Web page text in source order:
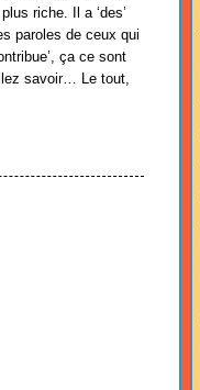
riche. Il a ‘des’
paroles de ceux qui
ça ce sont
savoir… Le tout,